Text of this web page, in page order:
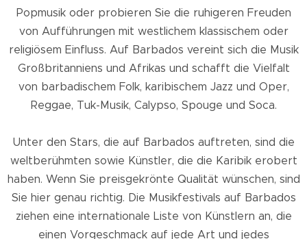
Popmusik oder probieren Sie die ruhigeren Freuden
von Aufführungen mit westlichem klassischem oder
religiösem Einfluss. Auf Barbados vereint sich die Musik
Großbritanniens und Afrikas und schafft die Vielfalt
von barbadischem Folk, karibischem Jazz und Oper,
Reggae, Tuk-Musik, Calypso, Spouge und Soca.
Unter den Stars, die auf Barbados auftreten, sind die
weltberühmten sowie Künstler, die die Karibik erobert
haben. Wenn Sie preisgekrönte Qualität wünschen, sind
Sie hier genau richtig. Die Musikfestivals auf Barbados
ziehen eine internationale Liste von Künstlern an, die
einen Vorgeschmack auf jede Art und jedes